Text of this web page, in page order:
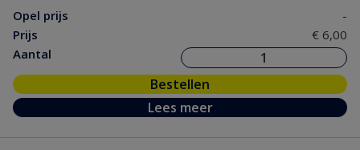
Opel prijs
-
Prijs
€ 6,00
Aantal
Bestellen
Lees meer